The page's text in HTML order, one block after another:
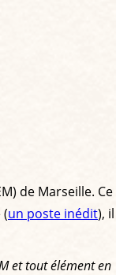
de Marseille. Ce
un poste inédit), il
et tout élément en